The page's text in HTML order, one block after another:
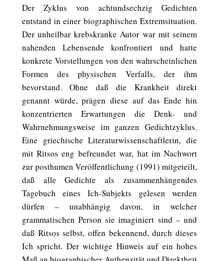
Der Zyklus von achtundsechzig Gedichten
entstand in einer biographischen Extremsituation.
Der unheilbar krebskranke Autor war mit seinem
nahenden Lebensende konfrontiert und hatte
konkrete Vorstellungen von den wahrscheinlichen
Formen des physischen Verfalls, der ihm
bevorstand. Ohne daß die Krankheit direkt
genannt würde, prägen diese auf das Ende hin
konzentrierten Erwartungen die Denk- und
Wahrnehmungsweise im ganzen Gedichtzyklus.
Eine griechische Literaturwissenschaftlerin, die
mit Ritsos eng befreundet war, hat im Nachwort
zur posthumen Veröffentlichung (1991) mitgeteilt,
daß alle Gedichte als zusammenhängendes
Tagebuch eines Ich-Subjekts gelesen werden
dürfen – unabhängig davon, in welcher
grammatischen Person sie imaginiert sind – und
daß Ritsos selbst, offen bekennend, durch dieses
Ich spricht. Der wichtige Hinweis auf ein hohes